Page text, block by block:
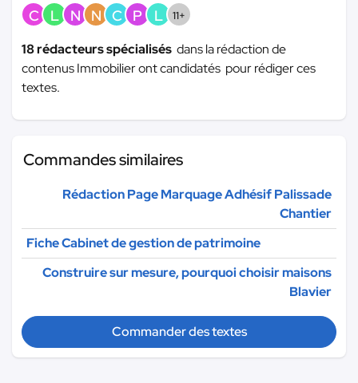
C L N N C P L 11+
18 rédacteurs spécialisés dans la rédaction de
contenus Immobilier ont candidatés pour rédiger ces
textes.
Commandes similaires
Rédaction Page Marquage Adhésif Palissade
Chantier
Fiche Cabinet de gestion de patrimoine
Construire sur mesure, pourquoi choisir maisons
Blavier
Commander des textes